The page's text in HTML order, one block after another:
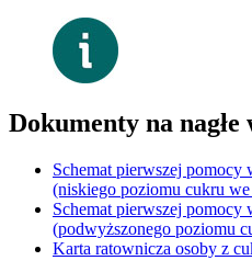
Dokumenty na
Schemat pierwszej
(niskiego poziomu cukru
Schemat pierwszej
(podwyższonego poziomu
Karta ratownicza osoby z